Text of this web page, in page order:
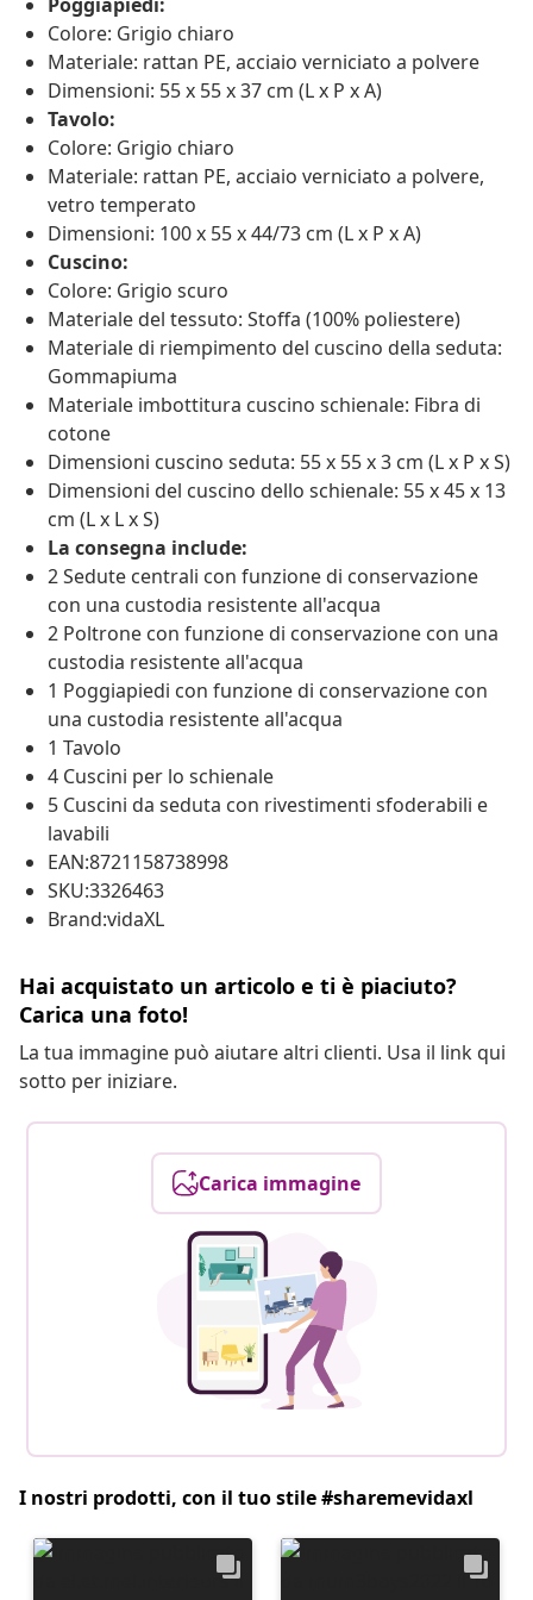
Colore: Grigio chiaro
Materiale: rattan PE, acciaio verniciato a polvere
Dimensioni: 55 x 55 x 37 cm (L x P x A)
Tavolo:
Colore: Grigio chiaro
Materiale: rattan PE, acciaio verniciato a polvere,
vetro temperato
Dimensioni: 100 x 55 x 44/73 cm (L x P x A)
Cuscino:
Colore: Grigio scuro
Materiale del tessuto: Stoffa (100% poliestere)
Materiale di riempimento del cuscino della seduta:
Gommapiuma
Materiale imbottitura cuscino schienale: Fibra di
cotone
Dimensioni cuscino seduta: 55 x 55 x 3 cm (L x P x S)
Dimensioni del cuscino dello schienale: 55 x 45 x 13
cm (L x L x S)
La consegna include:
2 Sedute centrali con funzione di conservazione
con una custodia resistente all'acqua
2 Poltrone con funzione di conservazione con una
custodia resistente all'acqua
1 Poggiapiedi con funzione di conservazione con
una custodia resistente all'acqua
1 Tavolo
4 Cuscini per lo schienale
5 Cuscini da seduta con rivestimenti sfoderabili e
lavabili
EAN:8721158738998
SKU:3326463
Brand:vidaXL
Hai acquistato un articolo e ti è piaciuto?
Carica una foto!
La tua immagine può aiutare altri clienti. Usa il link qui
sotto per iniziare.
Carica immagine
I nostri prodotti, con il tuo stile #sharemevidaxl